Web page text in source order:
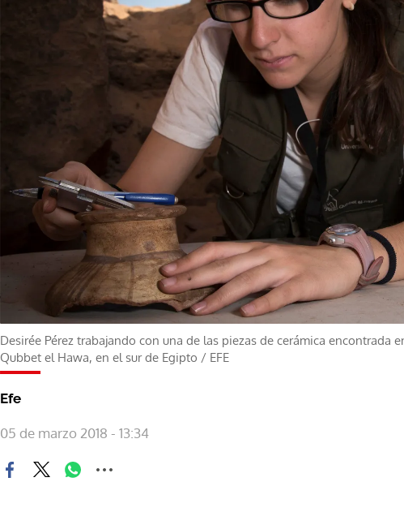
Desirée Pérez trabajando con una de las piezas de cerámica encontrada
Qubbet el Hawa, en el sur de Egipto / EFE
Efe
05 de marzo 2018 - 13:34